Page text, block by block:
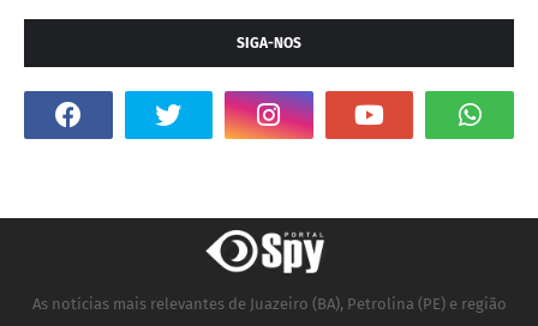
SIGA-NOS
As notícias mais relevantes de Juazeiro (BA), Petrolina (PE) e região